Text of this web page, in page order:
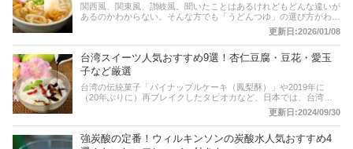
関西風、関東風、讃岐風。聞いたことはあるけれどもどんな違いが
あるのかわからない。そんな方でも「うどんつゆ」の選び方がわか
るように詳しく解説していきます。おすすめ商品ではボトルや粉末
タイプだけでなく、パウチタイプも紹介しますので、ぜひチェック
してみてください。記事の最後には各種ECサイトの人気ランキン
グもありますので、合わせて選ぶときの参考にしてみてください
ね。
更新日:2026/01/08
台湾スイーツ人気おすすめ9選！杏仁豆腐・豆花・愛玉
子など厳選
台湾の伝統菓子「パイナップルケーキ（鳳梨酥）」や2019年に
（20年ぶりに）再ブレイクしたタピオカなど、日本では、台湾ス
イーツが流行りの食べ物から徐々に定着しつつあります。そこで、
ここでは人気の台湾スイーツのおすすめと選び方についてご紹介し
ていきます。
更新日:2024/09/30
強炭酸の定番！ウィルキンソンの炭酸水人気おすすめ4